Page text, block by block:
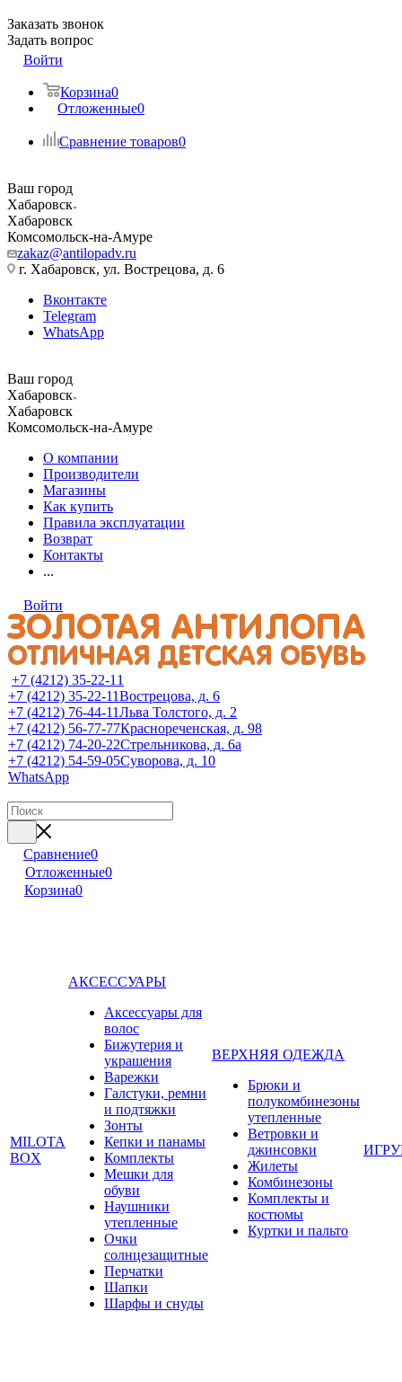
Заказать звонок
Задать вопрос
Войти
Корзина0
Отложенные0
Сравнение товаров0
Ваш город
Хабаровск
Хабаровск
Комсомольск-на-Амуре
zakaz@antilopadv.ru
г. Хабаровск, ул. Вострецова, д. 6
Вконтакте
Telegram
WhatsApp
Ваш город
Хабаровск
Хабаровск
Комсомольск-на-Амуре
О компании
Производители
Магазины
Как купить
Правила эксплуатации
Возврат
Контакты
...
Войти
+7 (4212) 35-22-11
+7 (4212) 35-22-11Вострецова, д. 6
+7 (4212) 76-44-11Льва Толстого, д. 2
+7 (4212) 56-77-77Краснореченская, д. 98
+7 (4212) 74-20-22Стрельникова, д. 6а
+7 (4212) 54-59-05Суворова, д. 10
WhatsApp
Сравнение0
Отложенные0
Корзина0
MILOTA
BOX
АКСЕССУАРЫ
Аксессуары для
волос
Бижутерия и
украшения
Варежки
Галстуки, ремни
и подтяжки
Зонты
Кепки и панамы
Комплекты
Мешки для
обуви
Наушники
утепленные
Очки
солнцезащитные
Перчатки
Шапки
Шарфы и снуды
ВЕРХНЯЯ ОДЕЖДА
Брюки и
полукомбинезоны
утепленные
Ветровки и
джинсовки
Жилеты
Комбинезоны
Комплекты и
костюмы
Куртки и пальто